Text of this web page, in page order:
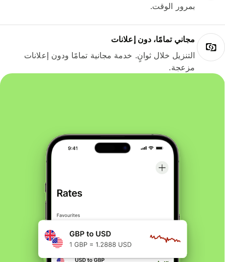
بمرور الوقت.
مجاني تمامًا، دون إعلانات
التنزيل خلال ثوانٍ. خدمة مجانية تمامًا ودون إعلانات
مزعجة.